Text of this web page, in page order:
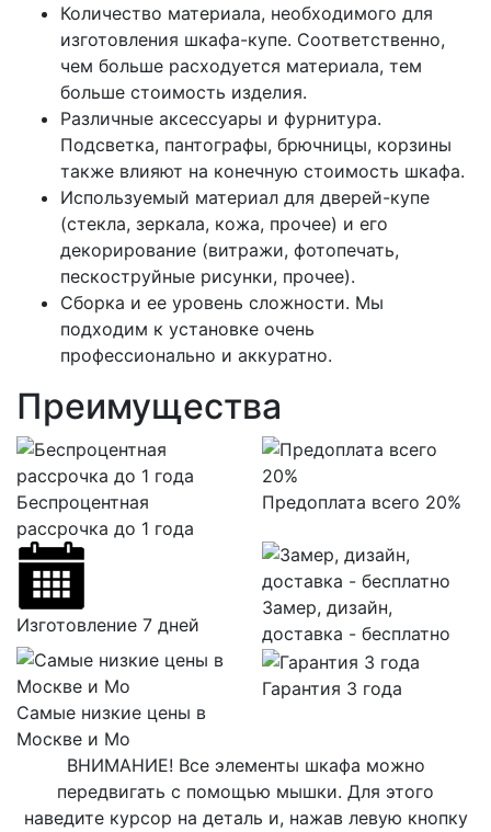
Количество материала, необходимого для
изготовления шкафа-купе. Соответственно,
чем больше расходуется материала, тем
больше стоимость изделия.
Различные аксессуары и фурнитура.
Подсветка, пантографы, брючницы, корзины
также влияют на конечную стоимость шкафа.
Используемый материал для дверей-купе
(стекла, зеркала, кожа, прочее) и его
декорирование (витражи, фотопечать,
пескоструйные рисунки, прочее).
Сборка и ее уровень сложности. Мы
подходим к установке очень
профессионально и аккуратно.
Преимущества
Беспроцентная
рассрочка до 1 года
Предоплата всего 20%
Изготовление 7 дней
Замер, дизайн,
доставка - бесплатно
Самые низкие цены в
Москве и Мо
Гарантия 3 года
ВНИМАНИЕ! Все элементы шкафа можно
передвигать с помощью мышки. Для этого
наведите курсор на деталь и, нажав левую кнопку